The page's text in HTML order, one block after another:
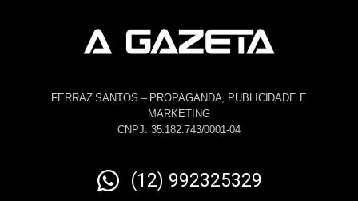
FERRAZ SANTOS – PROPAGANDA, PUBLICIDADE E
MARKETING
CNPJ: 35.182.743/0001-04
(12) 992325329